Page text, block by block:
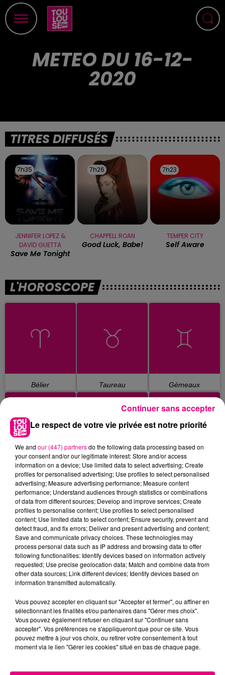
METEO DU 16-12-
2020
TITRES DIFFUSÉS
7h35
7h35
JENNIFER LOPEZ &
DAVID GUETTA
Save Me Tonight
7h26
7h26
CHAPPELL ROAN
Good Luck, Babe!
7h23
7h23
TEMPER CITY
Self Aware
L'HOROSCOPE
Bélier Taureau Gémeaux
Cancer Lion Vierge
Balance Scorpion Sagittaire
Poissons
Le respect de votre vie privée est notre priorité
We and our (447) partnersdo the following data processing based on
your consent and/or our legitimate interest: Store and/or access
information on a device; Use limited data to select advertising; Create
profiles for personalised advertising; Use profiles to select personalised
advertising; Measure advertising performance; Measure content
performance; Understand audiences through statistics or combinations
of data from different sources; Develop and improve services; Create
profiles to personalise content; Use profiles to select personalised
content; Use limited data to select content; Ensure security, prevent and
detect fraud, and fix errors; Deliver and present advertising and content;
Save and communicate privacy choices. These technologies may
process personal data such as IP address and browsing data to offer
following functionalities: Identify devices based on information actively
requested; Use precise geolocation data; Match and combine data from
other data sources; Link different devices; Identify devices based on
information transmitted automatically.
Vous pouvez accepter en cliquant sur "Accepter et fermer", ou affiner en
sélectionnant les finalités et/ou partenaires dans "Gérer mes choix".
Vous pouvez également refuser en cliquant sur "Continuer sans
accepter". Vos préférences ne s'appliqueront que pour ce site. Vous
pouvez mettre à jour vos choix, ou retirer votre consentement à tout
moment via le lien "Gérer les cookies" situé en bas de chaque page.
Continuer sans accepter